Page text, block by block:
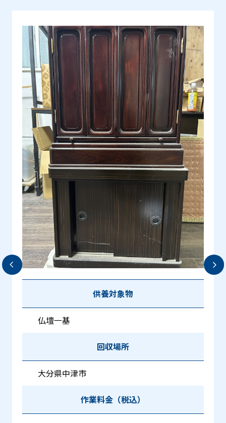
供養対象物
仏壇一基
回収場所
大分県中津市
作業料金（税込）